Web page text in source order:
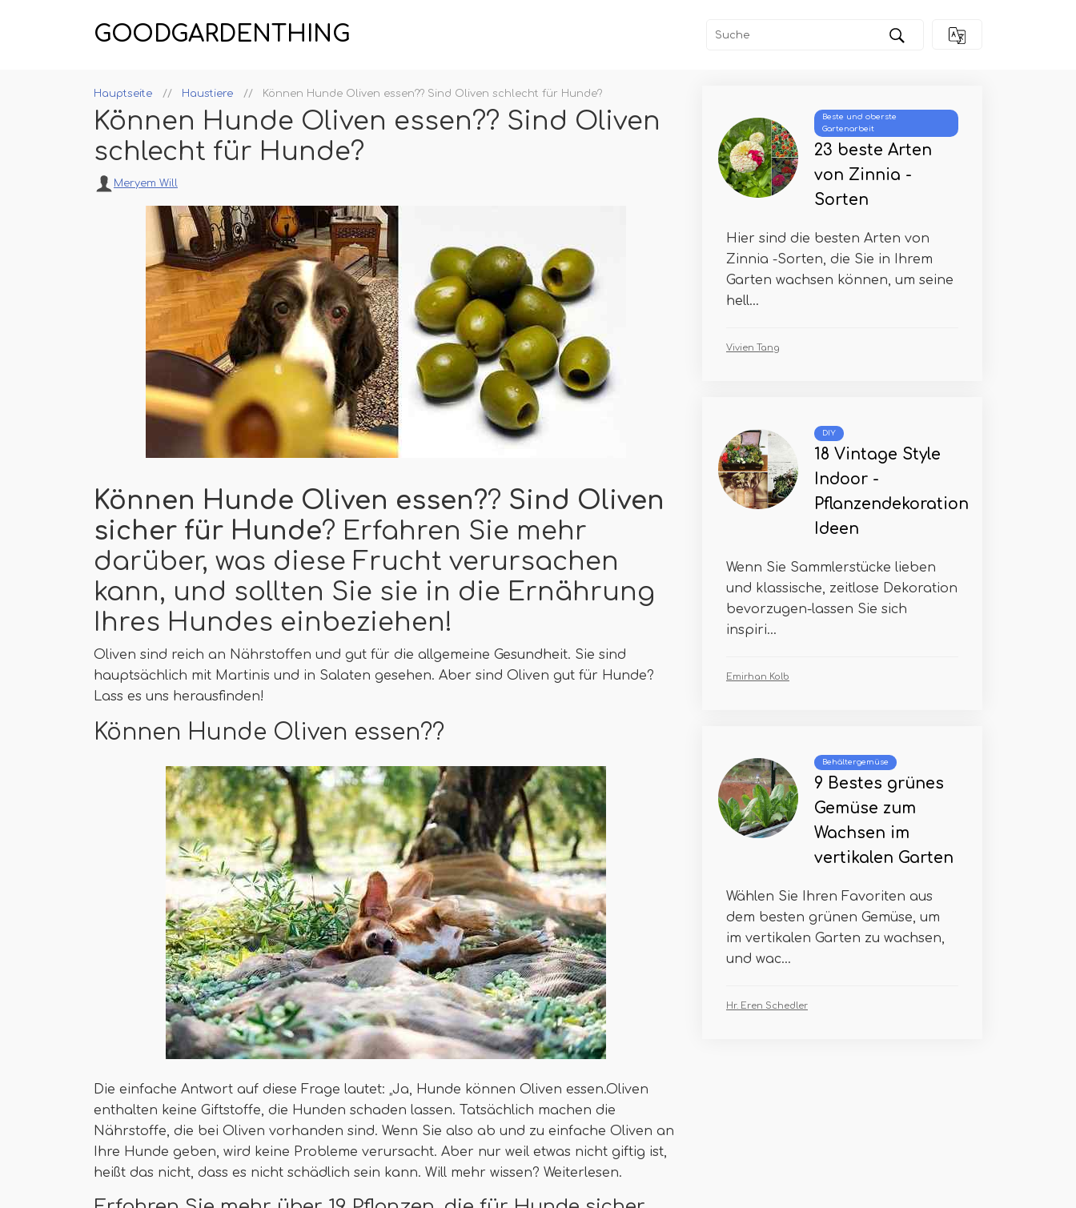
GOODGARDENTHING
Hauptseite Haustiere Können Hunde Oliven essen?? Sind Oliven schlecht für Hunde?
Können Hunde Oliven essen?? Sind Oliven
schlecht für Hunde?
Meryem Will
Können Hunde Oliven essen?? Sind Oliven
sicher für Hunde? Erfahren Sie mehr
darüber, was diese Frucht verursachen
kann, und sollten Sie sie in die Ernährung
Ihres Hundes einbeziehen!
Oliven sind reich an Nährstoffen und gut für die allgemeine Gesundheit. Sie sind
hauptsächlich mit Martinis und in Salaten gesehen. Aber sind Oliven gut für Hunde?
Lass es uns herausfinden!
Können Hunde Oliven essen??
Die einfache Antwort auf diese Frage lautet: „Ja, Hunde können Oliven essen.Oliven
enthalten keine Giftstoffe, die Hunden schaden lassen. Tatsächlich machen die
Nährstoffe, die bei Oliven vorhanden sind. Wenn Sie also ab und zu einfache Oliven an
Ihre Hunde geben, wird keine Probleme verursacht. Aber nur weil etwas nicht giftig ist,
heißt das nicht, dass es nicht schädlich sein kann. Will mehr wissen? Weiterlesen.
Beste und oberste
Gartenarbeit
23 beste Arten
von Zinnia -
Sorten
Hier sind die besten Arten von
Zinnia -Sorten, die Sie in Ihrem
Garten wachsen können, um seine
hell...
Vivien Tang
DIY
18 Vintage Style
Indoor -
Pflanzendekoration
Ideen
Wenn Sie Sammlerstücke lieben
und klassische, zeitlose Dekoration
bevorzugen-lassen Sie sich
inspiri...
Emirhan Kolb
Behältergemüse
9 Bestes grünes
Gemüse zum
Wachsen im
vertikalen Garten
Wählen Sie Ihren Favoriten aus
dem besten grünen Gemüse, um
im vertikalen Garten zu wachsen,
und wac...
Hr. Eren Schedler